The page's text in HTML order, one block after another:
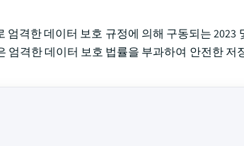
격한 데이터 보호 규정에 의해 구동되는 2023
엄격한 데이터 보호 법률을 부과하여 안전한 저